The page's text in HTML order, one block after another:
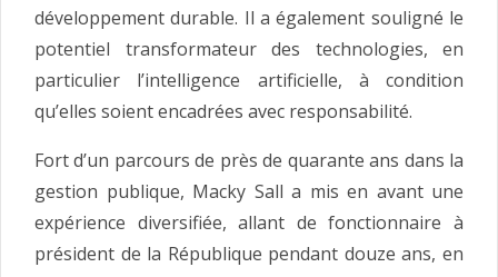
développement durable. Il a également souligné le
potentiel transformateur des technologies, en
particulier l’intelligence artificielle, à condition
qu’elles soient encadrées avec responsabilité.
Fort d’un parcours de près de quarante ans dans la
gestion publique, Macky Sall a mis en avant une
expérience diversifiée, allant de fonctionnaire à
président de la République pendant douze ans, en